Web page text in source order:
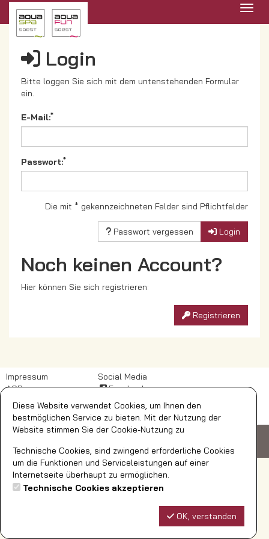
Login
Bitte loggen Sie sich mit dem untenstehenden Formular
ein.
E-Mail:*
Passwort:*
Die mit * gekennzeichneten Felder sind Pflichtfelder
Passwort vergessen Login
Noch keinen Account?
Hier können Sie sich registrieren:
Registrieren
Impressum
AGB
DSB
Widerrufsbelehrung
Social Media
Facebook
© AquaFun Soest GmbH Ardeyweg 35
Telefon: 02921/392-700
bestellungen@aquafun-soest.de
Diese Website verwendet Cookies, um Ihnen den
bestmöglichen Service zu bieten. Mit der Nutzung der
Website stimmen Sie der Cookie-Nutzung zu
Technische Cookies, sind zwingend erforderliche Cookies
um die Funktionen und Serviceleistungen auf einer
Internetseite überhaupt zu ermöglichen.
Technische Cookies akzeptieren
OK, verstanden